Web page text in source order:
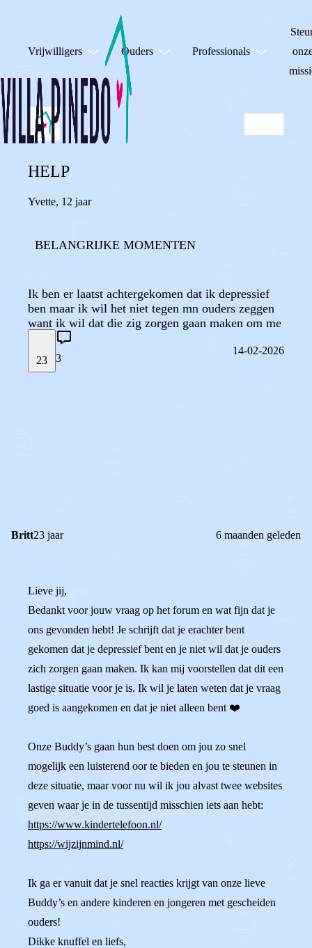
Vrijwilligers Ouders Professionals
HELP
Yvette, 12 jaar
BELANGRIJKE MOMENTEN
Ik ben er laatst achtergekomen dat ik depressief
ben maar ik wil het niet tegen mn ouders zeggen
want ik wil dat die zig zorgen gaan maken om me
23 3
14-02-2026
Britt23 jaar 6 maanden geleden
Lieve jij,
Bedankt voor jouw vraag op het forum en wat fijn dat je
ons gevonden hebt! Je schrijft dat je erachter bent
gekomen dat je depressief bent en je niet wil dat je ouders
zich zorgen gaan maken. Ik kan mij voorstellen dat dit een
lastige situatie voor je is. Ik wil je laten weten dat je vraag
goed is aangekomen en dat je niet alleen bent ❤️
Onze Buddy’s gaan hun best doen om jou zo snel
mogelijk een luisterend oor te bieden en jou te steunen in
deze situatie, maar voor nu wil ik jou alvast twee websites
geven waar je in de tussentijd misschien iets aan hebt:
https://www.kindertelefoon.nl/
https://wijzijnmind.nl/
Ik ga er vanuit dat je snel reacties krijgt van onze lieve
Buddy’s en andere kinderen en jongeren met gescheiden
ouders!
Dikke knuffel en liefs,